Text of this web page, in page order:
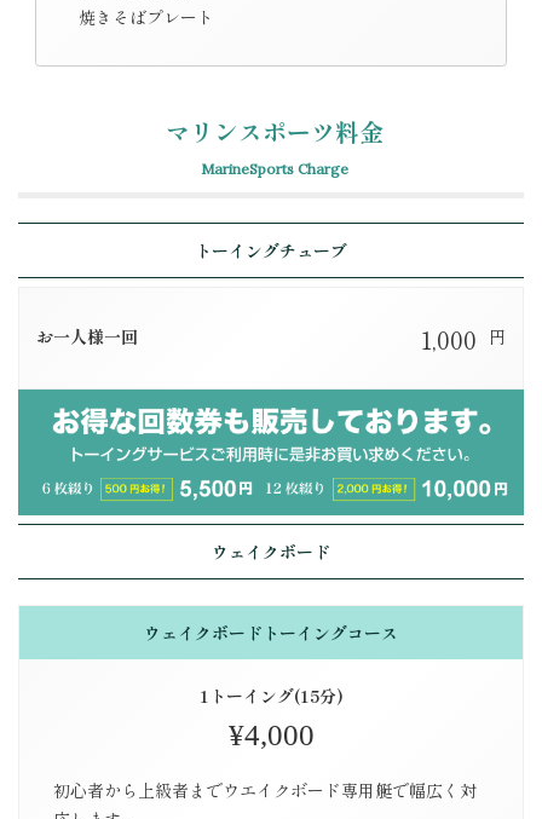
焼きそばプレート
マリンスポーツ料金
MarineSports Charge
トーイングチューブ
お一人様一回 1,000 円
ウェイクボード
ウェイクボードトーイングコース
1トーイング(15分)
¥4,000
初心者から上級者までウエイクボード専用艇で幅広く対